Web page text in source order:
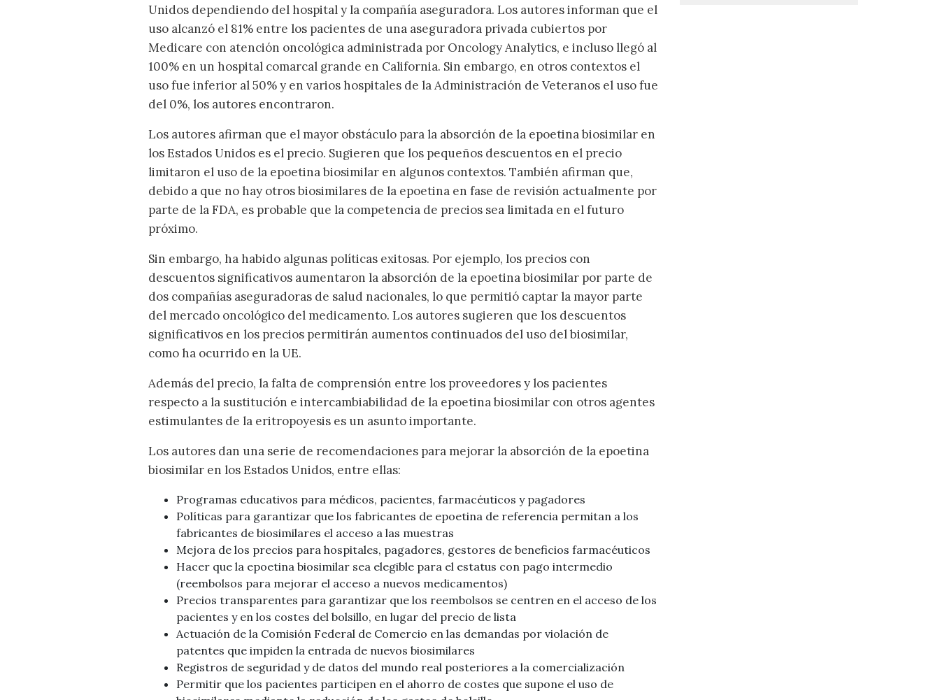
Unidos dependiendo del hospital y la compañía aseguradora. Los autores informan que el
uso alcanzó el 81% entre los pacientes de una aseguradora privada cubiertos por
Medicare con atención oncológica administrada por Oncology Analytics, e incluso llegó al
100% en un hospital comarcal grande en California. Sin embargo, en otros contextos el
uso fue inferior al 50% y en varios hospitales de la Administración de Veteranos el uso fue
del 0%, los autores encontraron.
Los autores afirman que el mayor obstáculo para la absorción de la epoetina biosimilar en
los Estados Unidos es el precio. Sugieren que los pequeños descuentos en el precio
limitaron el uso de la epoetina biosimilar en algunos contextos. También afirman que,
debido a que no hay otros biosimilares de la epoetina en fase de revisión actualmente por
parte de la FDA, es probable que la competencia de precios sea limitada en el futuro
próximo.
Sin embargo, ha habido algunas políticas exitosas. Por ejemplo, los precios con
descuentos significativos aumentaron la absorción de la epoetina biosimilar por parte de
dos compañías aseguradoras de salud nacionales, lo que permitió captar la mayor parte
del mercado oncológico del medicamento. Los autores sugieren que los descuentos
significativos en los precios permitirán aumentos continuados del uso del biosimilar,
como ha ocurrido en la UE.
Además del precio, la falta de comprensión entre los proveedores y los pacientes
respecto a la sustitución e intercambiabilidad de la epoetina biosimilar con otros agentes
estimulantes de la eritropoyesis es un asunto importante.
Los autores dan una serie de recomendaciones para mejorar la absorción de la epoetina
biosimilar en los Estados Unidos, entre ellas:
Programas educativos para médicos, pacientes, farmacéuticos y pagadores
Políticas para garantizar que los fabricantes de epoetina de referencia permitan a los
fabricantes de biosimilares el acceso a las muestras
Mejora de los precios para hospitales, pagadores, gestores de beneficios farmacéuticos
Hacer que la epoetina biosimilar sea elegible para el estatus con pago intermedio
(reembolsos para mejorar el acceso a nuevos medicamentos)
Precios transparentes para garantizar que los reembolsos se centren en el acceso de los
pacientes y en los costes del bolsillo, en lugar del precio de lista
Actuación de la Comisión Federal de Comercio en las demandas por violación de
patentes que impiden la entrada de nuevos biosimilares
Registros de seguridad y de datos del mundo real posteriores a la comercialización
Permitir que los pacientes participen en el ahorro de costes que supone el uso de